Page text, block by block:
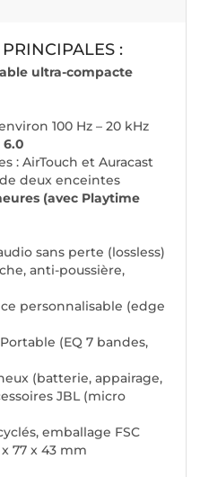
:
ultra-compacte
100 Hz – 20 kHz
: AirTouch et Auracast
deux enceintes
(avec Playtime
sans perte (lossless)
anti-poussière,
personnalisable (edge
(EQ 7 bandes,
(batterie, appairage,
JBL (micro
emballage FSC
77 x 43 mm